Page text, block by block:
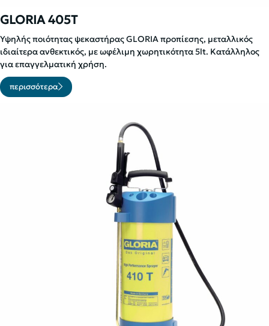
GLORIA 405T
Υψηλής ποιότητας ψεκαστήρας GLORIA προπίεσης, μεταλλικός
ιδιαίτερα ανθεκτικός, με ωφέλιμη χωρητικότητα 5lt. Kατάλληλος
για επαγγελματική χρήση.
περισσότερα